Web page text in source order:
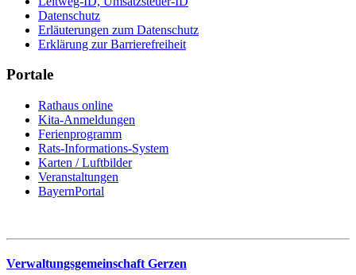
Datenschutz
Erläuterungen zum Datenschutz
Erklärung zur Barrierefreiheit
Portale
Rathaus online
Kita-Anmeldungen
Ferienprogramm
Rats-Informations-System
Karten / Luftbilder
Veranstaltungen
BayernPortal
Verwaltungsgemeinschaft Gerzen